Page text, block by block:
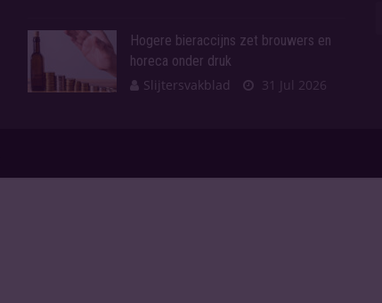
Hogere bieraccijns zet brouwers en
horeca onder druk
Slijtersvakblad
31 Jul 2026